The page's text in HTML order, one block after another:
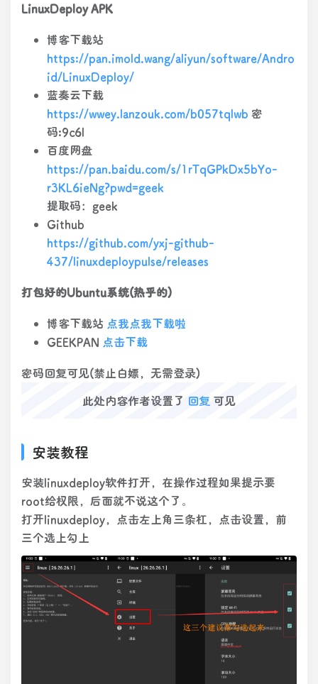
LinuxDeploy APK
博客下载站
https://pan.imold.wang/aliyun/software/Andro
id/LinuxDeploy/
蓝奏云下载
https://wwey.lanzouk.com/b057tqlwb 密
码:9c6l
百度网盘
https://pan.baidu.com/s/1rTqGPkDx5bYo-
r3KL6ieNg?pwd=geek
提取码：geek
Github
https://github.com/yxj-github-
437/linuxdeploypulse/releases
打包好的Ubuntu系统(热乎的)
博客下载站 点我点我下载啦
GEEKPAN 点击下载
密码回复可见(禁止白嫖，无需登录)
此处内容作者设置了 回复 可见
安装教程
安装linuxdeploy软件打开，在操作过程如果提示要
root给权限，后面就不说这个了。
打开linuxdeploy，点击左上角三条杠，点击设置，前
三个选上勾上